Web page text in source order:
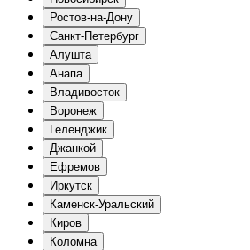
Ростов-на-Дону
Санкт-Петербург
Алушта
Анапа
Владивосток
Воронеж
Геленджик
Джанкой
Ефремов
Иркутск
Каменск-Уральский
Киров
Коломна